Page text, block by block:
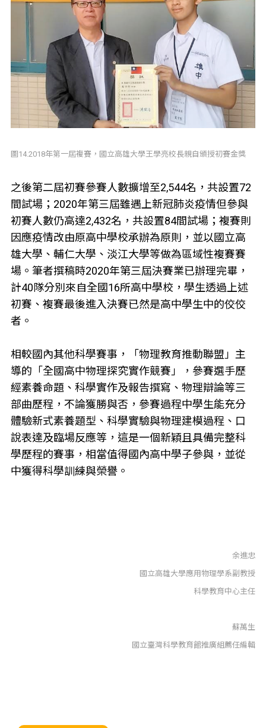
圖14.2018年第一屆複賽，國立高雄大學王學亮校長親自頒授初賽金獎
之後第二屆初賽參賽人數擴增至2,544名，共設置72
間試場；2020年第三屆雖遇上新冠肺炎疫情但參與
初賽人數仍高達2,432名，共設置84間試場；複賽則
因應疫情改由原高中學校承辦為原則，並以國立高
雄大學、輔仁大學、淡江大學等做為區域性複賽賽
場。筆者撰稿時2020年第三屆決賽業已辦理完畢，
計40隊分別來自全國16所高中學校，學生透過上述
初賽、複賽最後進入決賽已然是高中學生中的佼佼
者。
相較國內其他科學賽事，「物理教育推動聯盟」主
導的「全國高中物理探究實作競賽」，參賽選手歷
經素養命題、科學實作及報告撰寫、物理辯論等三
部曲歷程，不論獲勝與否，參賽過程中學生能充分
體驗新式素養題型、科學實驗與物理建模過程、口
說表達及臨場反應等，這是一個新穎且具備完整科
學歷程的賽事，相當值得國內高中學子參與，並從
中獲得科學訓練與榮譽。
余進忠
國立高雄大學應用物理學系副教授
科學教育中心主任
蘇萬生
國立臺灣科學教育館推廣組薦任編輯